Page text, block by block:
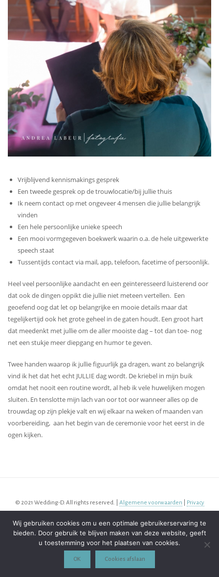
Vrijblijvend kennismakings gesprek
Een tweede gesprek op de trouwlocatie/bij jullie thuis
Ik neem contact op met ongeveer 4 mensen die jullie belangrijk
vinden
Een hele persoonlijke unieke speech
Een mooi vormgegeven boekwerk waarin o.a. de hele uitgewerkte
speech staat
Tussentijds contact via mail, app, telefoon, facetime of persoonlijk.
Heel veel persoonlijke aandacht en een geïnteresseerd luisterend oor
dat ook de dingen oppikt die jullie niet meteen vertellen. Een
geoefend oog dat let op belangrijke en mooie details maar dat
tegelijkertijd ook het grote geheel in de gaten houdt. Een groot hart
dat meedenkt met jullie om de aller mooiste dag – tot dan toe- nog
net een stukje meer diepgang en humor te geven.
Twee handen waarop ik jullie figuurlijk ga dragen, want zo belangrijk
vind ik het dat het echt JULLIE dag wordt. De kriebel in mijn buik
omdat het nooit een routine wordt, al heb ik vele huwelijken mogen
sluiten. En tenslotte mijn lach van oor tot oor wanneer alles op de
trouwdag op zijn plekje valt en wij elkaar na weken of maanden van
voorbereiding, aan het begin van de ceremonie voor het eerst in de
ogen kijken.
© 2021 Wedding-D. All rights reserved. | Algemene voorwaarden
Privacy
Wij gebruiken cookies om u een optimale gebruikerservaring te
bieden. Door gebruik te blijven maken van deze website, geeft
u toestemming voor het plaatsen van cookies.
OK Cookies afslaan